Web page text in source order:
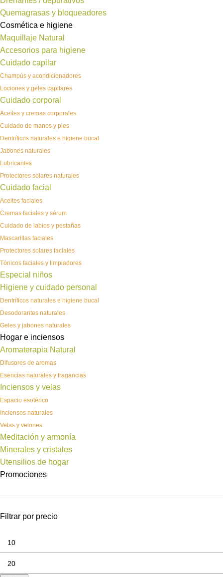
Quemagrasas y bloqueadores
Cosmética e higiene
Maquillaje Natural
Accesorios para higiene
Cuidado capilar
Champús y acondicionadores
Lociones y geles capilares
Cuidado corporal
Aceites y cremas corporales
Cuidado de manos y pies
Dentríficos naturales e higiene bucal
Jabones naturales
Lubricantes
Protectores solares naturales
Cuidado facial
Aceites faciales
Cremas faciales y sérum
Cuidado de labios y pestañas
Mascarillas faciales
Protectores solares faciales
Tónicos faciales y limpiadores
Especial niños
Higiene y cuidado personal
Dentríficos naturales e higiene bucal
Desodorantes naturales
Geles y jabones naturales
Hogar e inciensos
Aromaterapia Natural
Difusores de aromas
Esencias naturales y fragancias
Inciensos y velas
Espacio esotérico
Inciensos naturales
Velas y velones
Meditación y armonía
Minerales y cristales
Utensilios de hogar
Promociones
Filtrar por precio